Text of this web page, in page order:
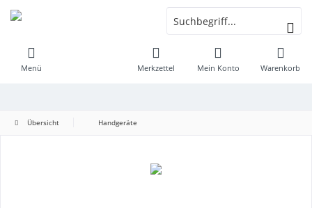
Menü Warenkorb
Merkzettel Mein Konto
Übersicht Handgeräte